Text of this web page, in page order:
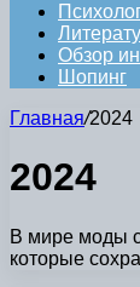
Обзор
Шопинг
Главная/2024
2024
В мире моды
которые